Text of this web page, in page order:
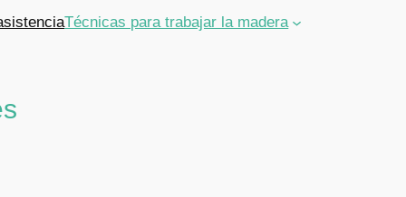
Técnicas para trabajar la madera